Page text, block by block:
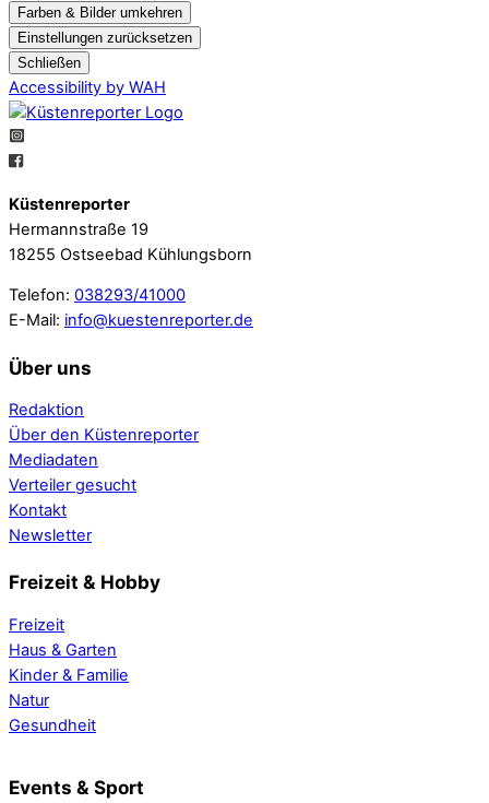
Farben & Bilder umkehren
Einstellungen zurücksetzen
Schließen
Accessibility by WAH
Küstenreporter
Hermannstraße 19
18255 Ostseebad Kühlungsborn
Telefon: 038293/41000
E-Mail: info@kuestenreporter.de
Über uns
Redaktion
Über den Küstenreporter
Mediadaten
Verteiler gesucht
Kontakt
Newsletter
Freizeit & Hobby
Freizeit
Haus & Garten
Kinder & Familie
Natur
Gesundheit
Events & Sport